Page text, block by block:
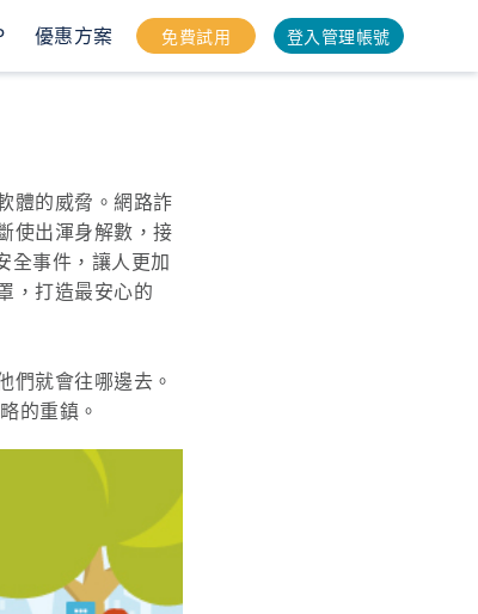
優惠方案 免費試用 登入管理帳號
體的威脅。網路詐
使出渾身解數，接
事件，讓人更加
，打造最安心的
們就會往哪邊去。
的重鎮。